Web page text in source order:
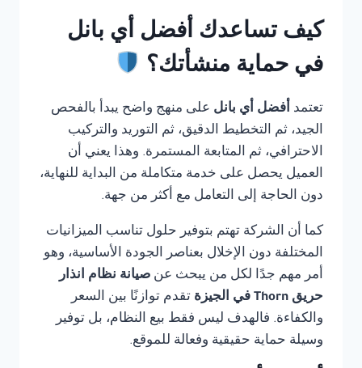
كيف تساعدك أفضل أي بانل
في حماية منشأتك؟
تعتمد أفضل أي بانل على منهج واضح يبدأ بالفحص
الجيد، ثم التخطيط الدقيق، ثم التوريد والتركيب
الاحترافي، ثم المتابعة المستمرة. وهذا يعني أن
العميل يحصل على خدمة متكاملة من البداية للنهاية،
دون الحاجة إلى التعامل مع أكثر من جهة.
كما أن الشركة تهتم بتوفير حلول تناسب الميزانيات
المختلفة دون الإخلال بعناصر الجودة الأساسية، وهو
أمر مهم جدًا لكل من يبحث عن صيانة نظام انذار
حريق Thorn في الجيزة
تقدم توازنًا بين السعر
والكفاءة. فالهدف ليس فقط بيع النظام، بل توفير
وسيلة حماية حقيقية وفعالة للموقع.